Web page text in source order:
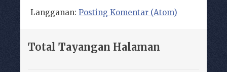
Langganan: Posting Komentar (Atom)
Total Tayangan Halaman